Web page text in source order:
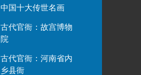
中国十大传世名画
古代官衙：故宫博物
院
古代官衙：河南省内
乡县衙